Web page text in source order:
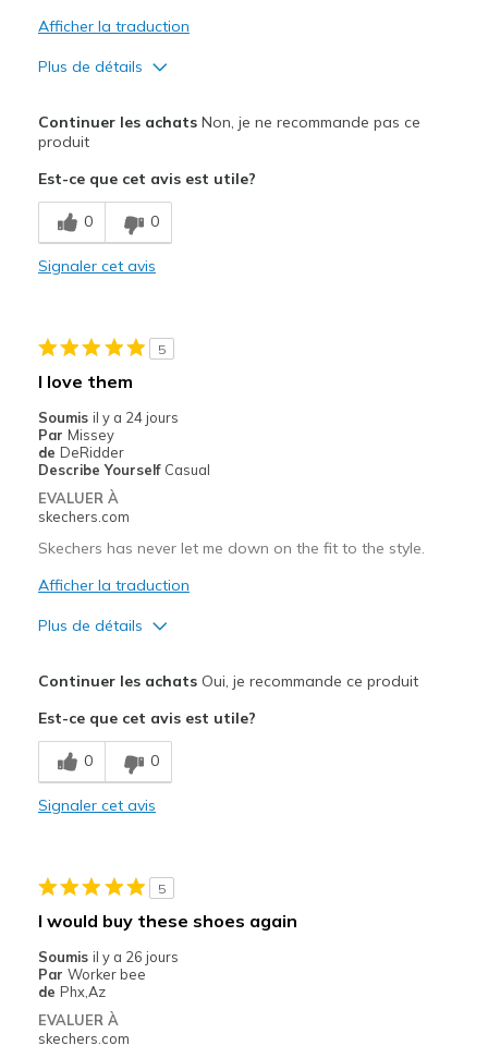
Afficher la traduction
Plus de détails
Attractive Design
Durable
Stylish
Les meilleures utilisations
Width
Sizing
Continuer les achatsNon, je ne recommande pas ce
produit
Est-ce que cet avis est utile?
0 0
Signaler cet avis
5
I love them
Soumis il y a 24 jours
Par Missey
de DeRidder
Describe Yourself Casual
EVALUER À
skechers.com
Skechers has never let me down on the fit to the style.
Afficher la traduction
Plus de détails
Breathe Well
Comfortable
Les meilleures utilisations
Going Out
Travel
Continuer les achatsOui, je recommande ce produit
Est-ce que cet avis est utile?
0 0
Signaler cet avis
5
I would buy these shoes again
Soumis il y a 26 jours
Par Worker bee
de Phx,Az
EVALUER À
skechers.com